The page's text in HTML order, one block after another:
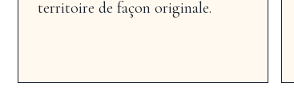
territoire de façon originale.